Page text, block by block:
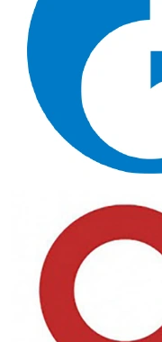
Geco для рук и лица с
Имеет заключение
2012 и ГОСТ Р 12.4.301-
Назначение и
Для работников, чья
после нагрузок и
Ключевые
Заключение
продукции
Характеристики
Тип средства